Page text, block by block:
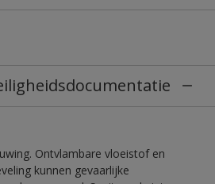
Ontvlambare vloeistof en
kunnen gevaarlijke